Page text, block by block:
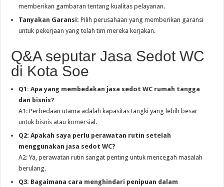
memberikan gambaran tentang kualitas pelayanan.
Tanyakan Garansi: Pilih perusahaan yang memberikan garansi
untuk pekerjaan yang telah tim mereka kerjakan.
Q&A seputar Jasa Sedot WC
di Kota Soe
Q1: Apa yang membedakan jasa sedot WC rumah tangga
dan bisnis?
A1: Perbedaan utama adalah kapasitas tangki yang lebih besar
untuk bisnis atau komersial.
Q2: Apakah saya perlu perawatan rutin setelah
menggunakan jasa sedot WC?
A2: Ya, perawatan rutin sangat penting untuk mencegah masalah
berulang.
Q3: Bagaimana cara menghindari penipuan dalam